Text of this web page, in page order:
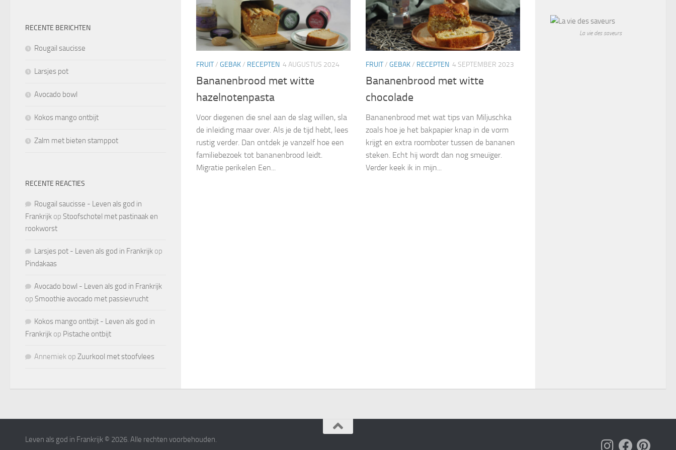
FRUIT/ GEBAK/ RECEPTEN 4 AUGUSTUS 2024
Bananenbrood met witte
hazelnotenpasta
Voor diegenen die snel aan de slag willen, sla
de inleiding maar over. Als je de tijd hebt, lees
rustig verder. Dan ontdek je vanzelf hoe een
familiebezoek tot bananenbrood leidt.
Migratie perikelen Een...
FRUIT/ GEBAK/ RECEPTEN 4 SEPTEMBER 2023
Bananenbrood met witte
chocolade
Bananenbrood met wat tips van Miljuschka
zoals hoe je het bakpapier knap in de vorm
krijgt en extra roomboter tussen de bananen
steken. Echt hij wordt dan nog smeuïger.
Verder keek ik in mijn...
RECENTE BERICHTEN
Rougail saucisse
Larsjes pot
Avocado bowl
Kokos mango ontbijt
Zalm met bieten stamppot
RECENTE REACTIES
Rougail saucisse - Leven als god in
Frankrijk op Stoofschotel met pastinaak en
rookworst
Larsjes pot - Leven als god in Frankrijk op
Pindakaas
Avocado bowl - Leven als god in Frankrijk
op Smoothie avocado met passievrucht
Kokos mango ontbijt - Leven als god in
Frankrijk op Pistache ontbijt
Annemiek op Zuurkool met stoofvlees
La vie des saveurs
Leven als god in Frankrijk © 2026. Alle rechten voorbehouden.